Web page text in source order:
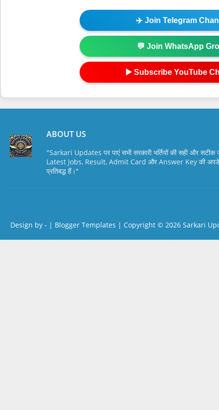
✈️ Join Telegram
💬 Join WhatsApp
▶️ Subscribe YouTube
ABOUT US
"Sarkari Updates पर पाएं सभी सरकारी भर्तियों की सही और सटीक
Latest Jobs, Result, Admit Card और Answer Key की
प्रतिबद्ध हैं।"
Design by - | Blogger Templates | Copyright © 2026 Sarkari